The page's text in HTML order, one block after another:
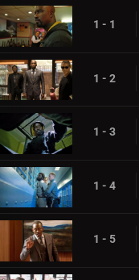
1 - 1
1 - 2
1 - 3
1 - 4
1 - 5